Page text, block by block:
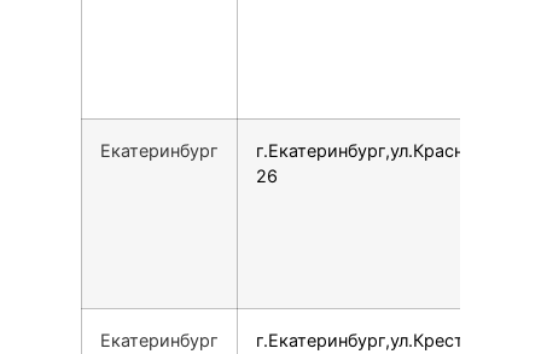
Екатеринбург
г.Екатеринбург,ул.Краснолесья,
26
Екатеринбург
г.Екатеринбург,ул.Крестинского,